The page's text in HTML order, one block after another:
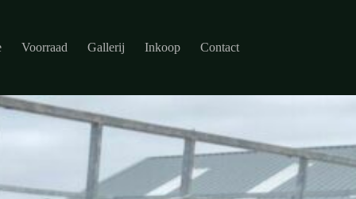
Voorraad Gallerij Inkoop Contact